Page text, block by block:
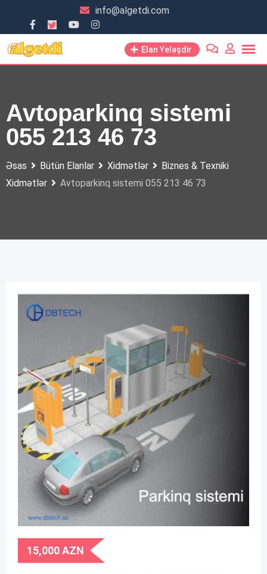
content
info@algetdi.com
Elan Yeləşdir
Avtoparkinq sistemi
055 213 46 73
Əsas Bütün Elanlar Xidmətlər
Biznes & Texniki
Xidmətlər
Avtoparkinq sistemi 055 213 46 73
15,000AZN